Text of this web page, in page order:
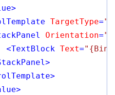
>
TargetType=
Orientation=
<TextBlock Text=
>
>
>